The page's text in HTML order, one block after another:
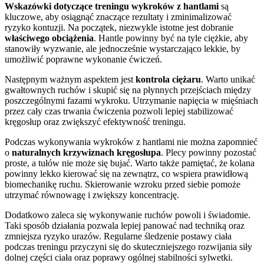
Wskazówki dotyczące treningu wykroków z hantlami są
kluczowe, aby osiągnąć znaczące rezultaty i zminimalizować
ryzyko kontuzji. Na początek, niezwykle istotne jest dobranie
właściwego obciążenia. Hantle powinny być na tyle ciężkie, aby
stanowiły wyzwanie, ale jednocześnie wystarczająco lekkie, by
umożliwić poprawne wykonanie ćwiczeń.
Następnym ważnym aspektem jest kontrola ciężaru. Warto unikać
gwałtownych ruchów i skupić się na płynnych przejściach między
poszczególnymi fazami wykroku. Utrzymanie napięcia w mięśniach
przez cały czas trwania ćwiczenia pozwoli lepiej stabilizować
kręgosłup oraz zwiększyć efektywność treningu.
Podczas wykonywania wykroków z hantlami nie można zapomnieć
o naturalnych krzywiznach kręgosłupa. Plecy powinny pozostać
proste, a tułów nie może się bujać. Warto także pamiętać, że kolana
powinny lekko kierować się na zewnątrz, co wspiera prawidłową
biomechanikę ruchu. Skierowanie wzroku przed siebie pomoże
utrzymać równowagę i zwiększy koncentrację.
Dodatkowo zaleca się wykonywanie ruchów powoli i świadomie.
Taki sposób działania pozwala lepiej panować nad techniką oraz
zmniejsza ryzyko urazów. Regularne śledzenie postawy ciała
podczas treningu przyczyni się do skuteczniejszego rozwijania siły
dolnej części ciała oraz poprawy ogólnej stabilności sylwetki.